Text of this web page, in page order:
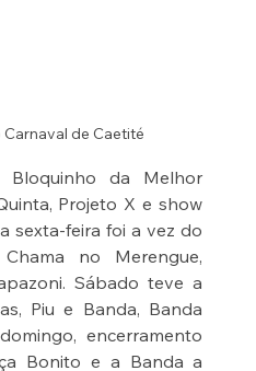
de Caetité
Bloquinho da Melhor
Projeto X e show
sexta-feira foi a vez do
no Merengue,
Sábado teve a
Piu e Banda, Banda
encerramento
Bonito e a Banda a